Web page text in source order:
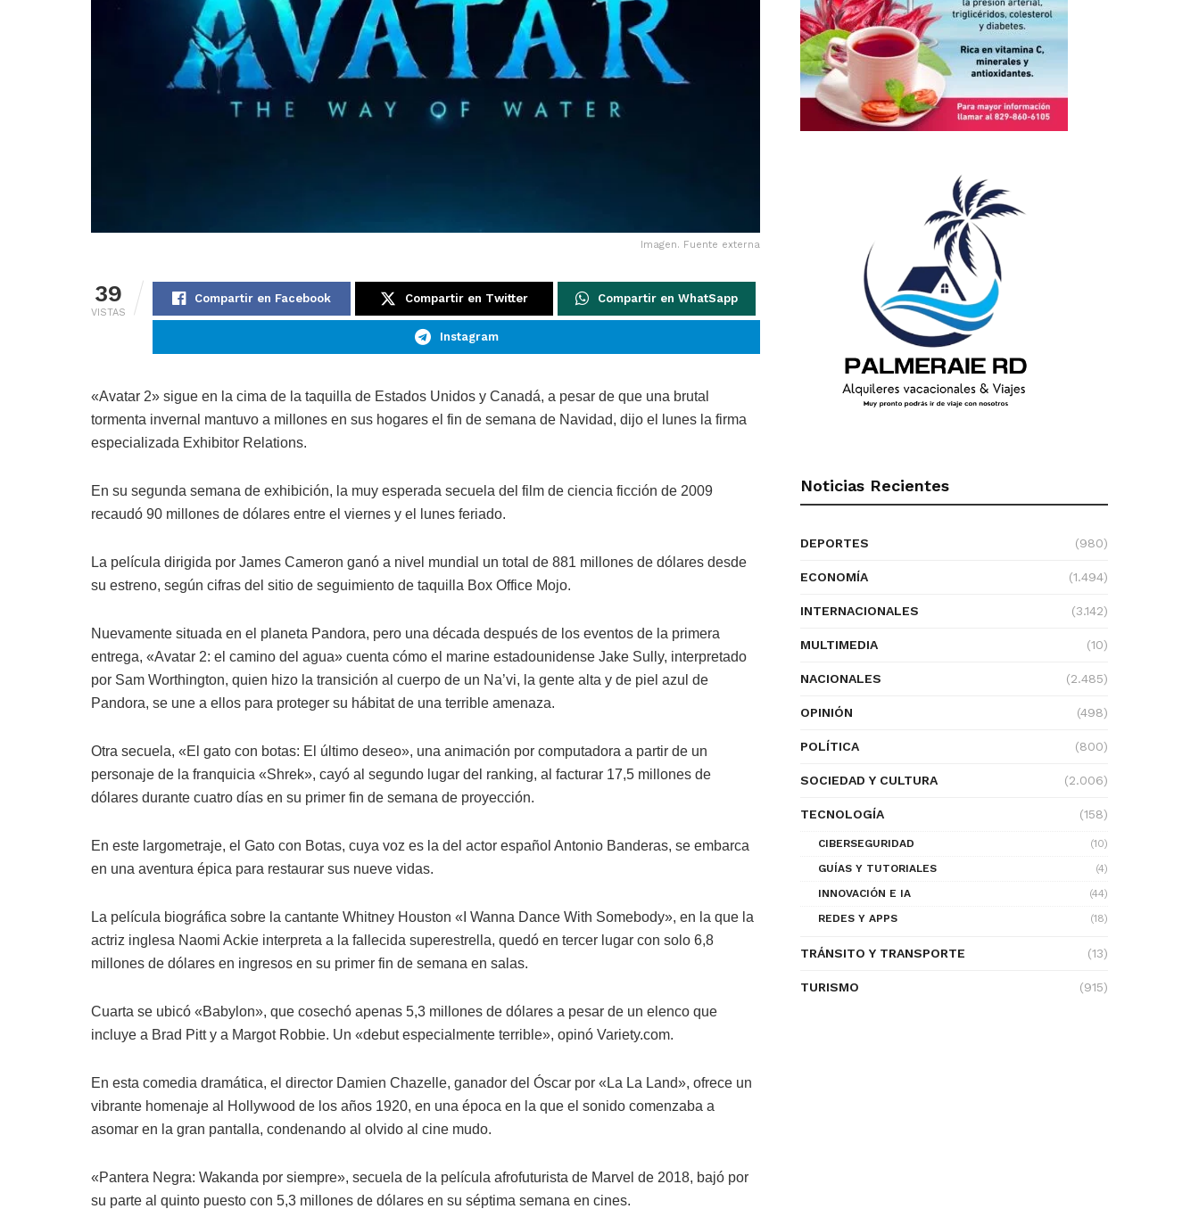
Imagen. Fuente externa
39
VISTAS
Compartir en Facebook Compartir en Twitter Compartir en WhatSapp
Instagram
«Avatar 2» sigue en la cima de la taquilla de Estados Unidos y Canadá, a pesar de que una brutal
tormenta invernal mantuvo a millones en sus hogares el fin de semana de Navidad, dijo el lunes la firma
especializada Exhibitor Relations.
En su segunda semana de exhibición, la muy esperada secuela del film de ciencia ficción de 2009
recaudó 90 millones de dólares entre el viernes y el lunes feriado.
La película dirigida por James Cameron ganó a nivel mundial un total de 881 millones de dólares desde
su estreno, según cifras del sitio de seguimiento de taquilla Box Office Mojo.
Nuevamente situada en el planeta Pandora, pero una década después de los eventos de la primera
entrega, «Avatar 2: el camino del agua» cuenta cómo el marine estadounidense Jake Sully, interpretado
por Sam Worthington, quien hizo la transición al cuerpo de un Na’vi, la gente alta y de piel azul de
Pandora, se une a ellos para proteger su hábitat de una terrible amenaza.
Otra secuela, «El gato con botas: El último deseo», una animación por computadora a partir de un
personaje de la franquicia «Shrek», cayó al segundo lugar del ranking, al facturar 17,5 millones de
dólares durante cuatro días en su primer fin de semana de proyección.
En este largometraje, el Gato con Botas, cuya voz es la del actor español Antonio Banderas, se embarca
en una aventura épica para restaurar sus nueve vidas.
La película biográfica sobre la cantante Whitney Houston «I Wanna Dance With Somebody», en la que la
actriz inglesa Naomi Ackie interpreta a la fallecida superestrella, quedó en tercer lugar con solo 6,8
millones de dólares en ingresos en su primer fin de semana en salas.
Cuarta se ubicó «Babylon», que cosechó apenas 5,3 millones de dólares a pesar de un elenco que
incluye a Brad Pitt y a Margot Robbie. Un «debut especialmente terrible», opinó Variety.com.
En esta comedia dramática, el director Damien Chazelle, ganador del Óscar por «La La Land», ofrece un
vibrante homenaje al Hollywood de los años 1920, en una época en la que el sonido comenzaba a
asomar en la gran pantalla, condenando al olvido al cine mudo.
«Pantera Negra: Wakanda por siempre», secuela de la película afrofuturista de Marvel de 2018, bajó por
su parte al quinto puesto con 5,3 millones de dólares en su séptima semana en cines.
Noticias Recientes
DEPORTES (980)
ECONOMÍA (1.494)
INTERNACIONALES (3.142)
MULTIMEDIA (10)
NACIONALES (2.485)
OPINIÓN (498)
POLÍTICA (800)
SOCIEDAD Y CULTURA (2.006)
TECNOLOGÍA (158)
CIBERSEGURIDAD
(10)
GUÍAS Y TUTORIALES
(4)
INNOVACIÓN E IA
(44)
REDES Y APPS
(18)
TRÁNSITO Y TRANSPORTE (13)
TURISMO (915)